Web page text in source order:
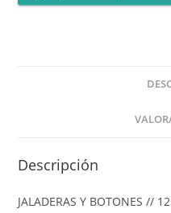
Descripción
JALADERAS Y BOTONES //